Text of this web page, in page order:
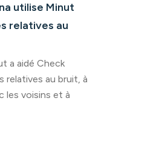
utilise Minut
relatives au
a aidé Check
relatives au bruit, à
les voisins et à